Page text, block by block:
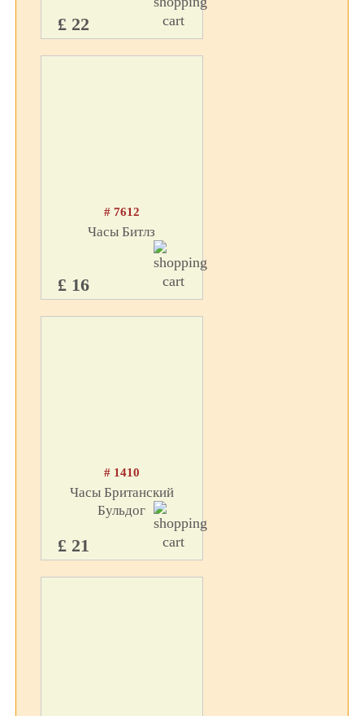
£ 22
# 7612
Часы Битлз
£ 16
# 1410
Часы Британский
Бульдог
£ 21